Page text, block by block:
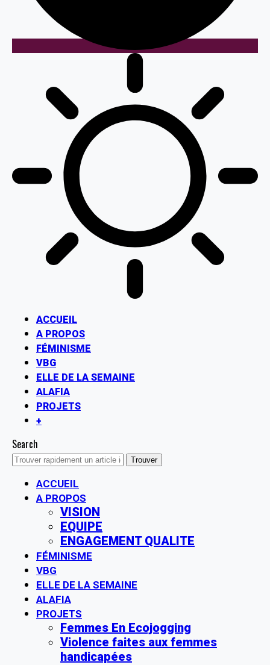
ACCUEIL
A PROPOS
FÉMINISME
VBG
ELLE DE LA SEMAINE
ALAFIA
PROJETS
+
Search
ACCUEIL
A PROPOS
VISION
EQUIPE
ENGAGEMENT QUALITE
FÉMINISME
VBG
ELLE DE LA SEMAINE
ALAFIA
PROJETS
Femmes En Ecojogging
Violence faites aux femmes
handicapées